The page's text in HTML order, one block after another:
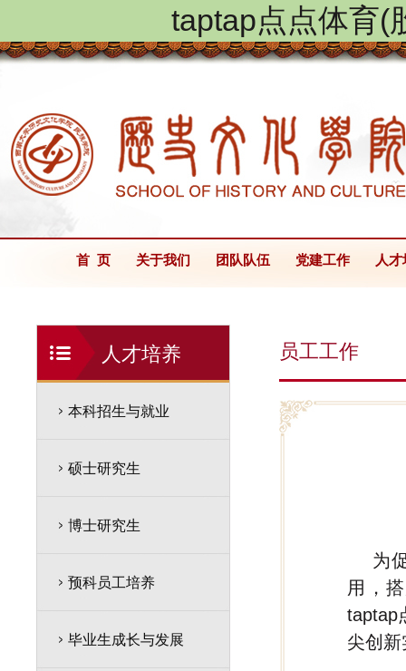
taptap点点体育(
首 页 关于我们 团队队伍 党建工作 人
人才培养
本科招生与就业
硕士研究生
博士研究生
预科员工培养
毕业生成长与发展
员工工作
为
用，
taptap
尖创